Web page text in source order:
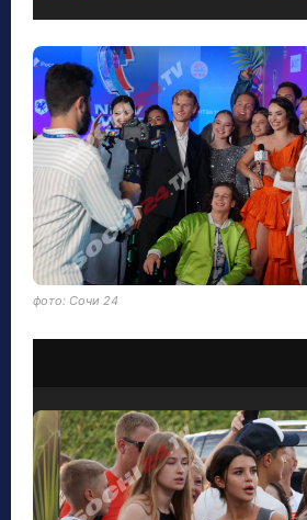
фото: Сочи 24